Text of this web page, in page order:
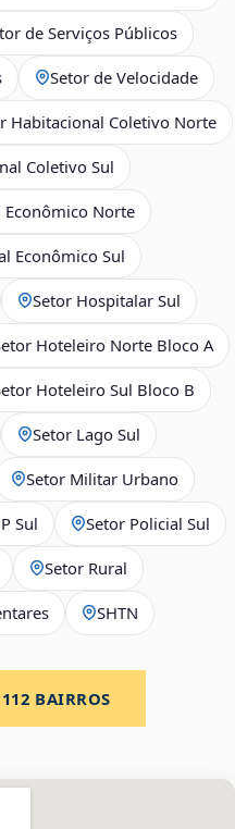
de Serviços Públicos
Setor de Velocidade
Habitacional Coletivo Norte
Coletivo Sul
Norte
Econômico Sul
Setor Hospitalar Sul
Hoteleiro Norte Bloco A
Hoteleiro Sul Bloco B
Setor Lago Sul
Setor Militar Urbano
Sul Setor Policial Sul
Setor Rural
SHTN
112 BAIRROS